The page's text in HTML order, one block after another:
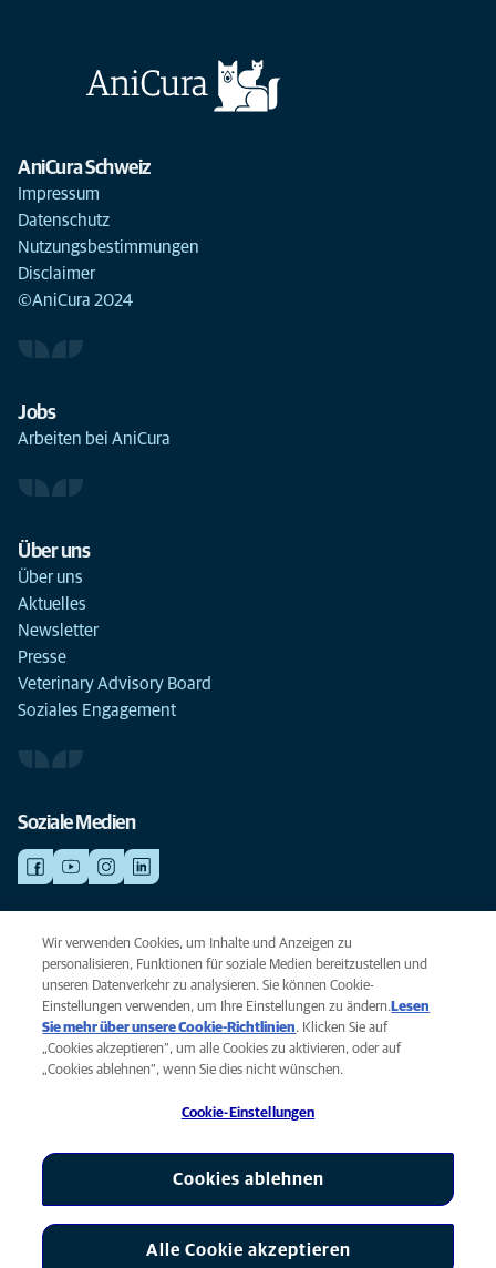
AniCura Schweiz
Impressum
Datenschutz
Nutzungsbestimmungen
Disclaimer
©AniCura 2024
Jobs
Arbeiten bei AniCura
Über uns
Über uns
Aktuelles
Newsletter
Presse
Veterinary Advisory Board
Soziales Engagement
Soziale Medien
NOTDIENSTE
Finden Sie hier Standorte mit Notfall-Service. Weil Ihr Tier die beste
Versorgung verdient.
Privacy
Legal
AniCura ist eine Tochtergesellschaft von Mars, Inc © 2026
Cookie-Einstellungen
Wir verwenden Cookies, um Inhalte und Anzeigen zu
personalisieren, Funktionen für soziale Medien bereitzustellen und
unseren Datenverkehr zu analysieren. Sie können Cookie-
Einstellungen verwenden, um Ihre Einstellungen zu ändern. Lesen
Sie mehr über unsere Cookie-Richtlinien(opens in a new tab)
. Klicken Sie auf
„Cookies akzeptieren“, um alle Cookies zu aktivieren, oder auf
„Cookies ablehnen“, wenn Sie dies nicht wünschen.
Cookie-Einstellungen
Cookies ablehnen
Alle Cookie akzeptieren